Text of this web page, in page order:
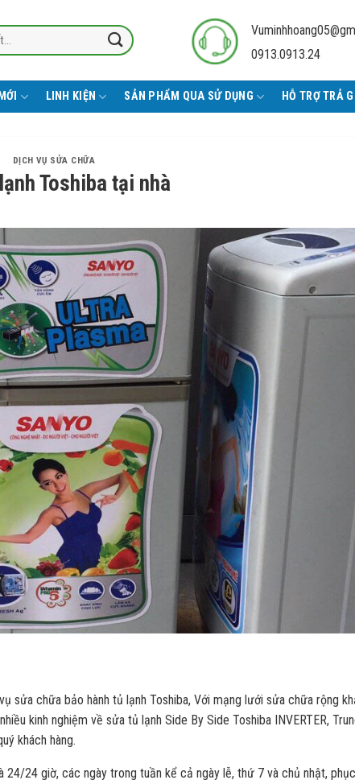
0913.0913.24
LINH KIỆN SẢN PHẨM QUA SỬ DỤNG HỖ TRỢ TRẢ
DỊCH VỤ SỬA CHỮA
Toshiba tại nhà
sửa chữa bảo hành tủ lạnh Toshiba, Với mạng lưới sửa chữa rộng
kinh nghiệm về sửa tủ lạnh Side By Side Toshiba INVERTER,
khách hàng.
24/24 giờ, các ngày trong tuần kể cả ngày lễ, thứ 7 và chủ nhật,